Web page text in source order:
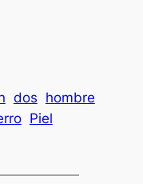
dos hombre
Piel